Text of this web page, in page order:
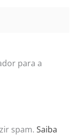
para a
spam. Saiba